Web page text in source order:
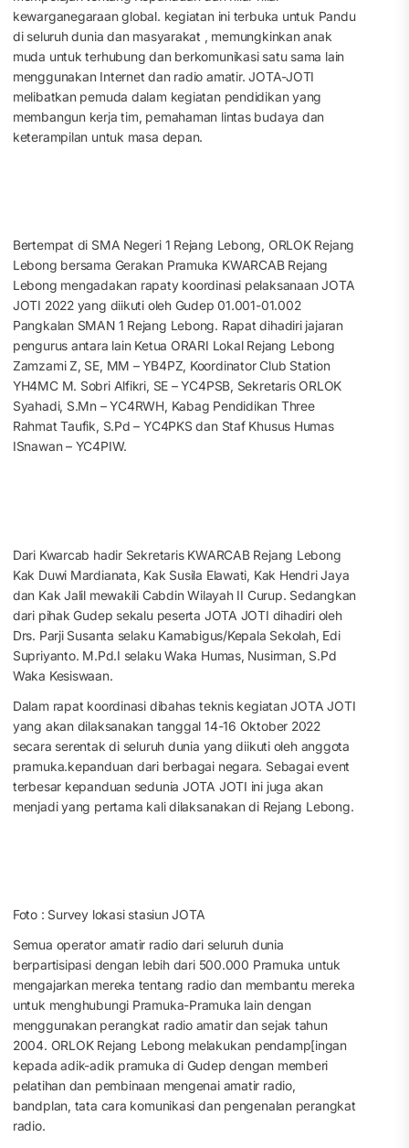
kewarganegaraan global. kegiatan ini terbuka untuk Pandu
di seluruh dunia dan masyarakat , memungkinkan anak
muda untuk terhubung dan berkomunikasi satu sama lain
menggunakan Internet dan radio amatir. JOTA-JOTI
melibatkan pemuda dalam kegiatan pendidikan yang
membangun kerja tim, pemahaman lintas budaya dan
keterampilan untuk masa depan.
Bertempat di SMA Negeri 1 Rejang Lebong, ORLOK Rejang
Lebong bersama Gerakan Pramuka KWARCAB Rejang
Lebong mengadakan rapaty koordinasi pelaksanaan JOTA
JOTI 2022 yang diikuti oleh Gudep 01.001-01.002
Pangkalan SMAN 1 Rejang Lebong. Rapat dihadiri jajaran
pengurus antara lain Ketua ORARI Lokal Rejang Lebong
Zamzami Z, SE, MM – YB4PZ, Koordinator Club Station
YH4MC M. Sobri Alfikri, SE – YC4PSB, Sekretaris ORLOK
Syahadi, S.Mn – YC4RWH, Kabag Pendidikan Three
Rahmat Taufik, S.Pd – YC4PKS dan Staf Khusus Humas
ISnawan – YC4PIW.
Dari Kwarcab hadir Sekretaris KWARCAB Rejang Lebong
Kak Duwi Mardianata, Kak Susila Elawati, Kak Hendri Jaya
dan Kak Jalil mewakili Cabdin Wilayah II Curup. Sedangkan
dari pihak Gudep sekalu peserta JOTA JOTI dihadiri oleh
Drs. Parji Susanta selaku Kamabigus/Kepala Sekolah, Edi
Supriyanto. M.Pd.I selaku Waka Humas, Nusirman, S.Pd
Waka Kesiswaan.
Dalam rapat koordinasi dibahas teknis kegiatan JOTA JOTI
yang akan dilaksanakan tanggal 14-16 Oktober 2022
secara serentak di seluruh dunia yang diikuti oleh anggota
pramuka.kepanduan dari berbagai negara. Sebagai event
terbesar kepanduan sedunia JOTA JOTI ini juga akan
menjadi yang pertama kali dilaksanakan di Rejang Lebong.
Foto : Survey lokasi stasiun JOTA
Semua operator amatir radio dari seluruh dunia
berpartisipasi dengan lebih dari 500.000 Pramuka untuk
mengajarkan mereka tentang radio dan membantu mereka
untuk menghubungi Pramuka-Pramuka lain dengan
menggunakan perangkat radio amatir dan sejak tahun
2004. ORLOK Rejang Lebong melakukan pendamp[ingan
kepada adik-adik pramuka di Gudep dengan memberi
pelatihan dan pembinaan mengenai amatir radio,
bandplan, tata cara komunikasi dan pengenalan perangkat
radio.